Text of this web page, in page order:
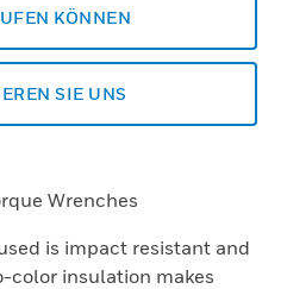
KÖNNEN
SIE UNS
Wrenches
is impact resistant and
color insulation makes